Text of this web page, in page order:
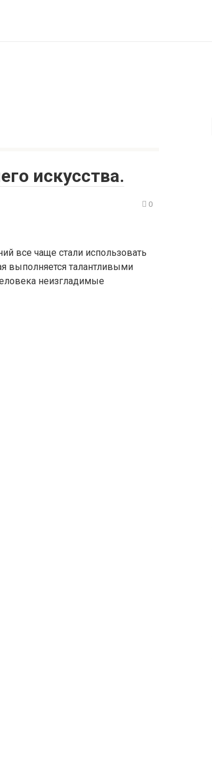
искусства.
0
все чаще стали использовать
выполняется талантливыми
неизгладимые